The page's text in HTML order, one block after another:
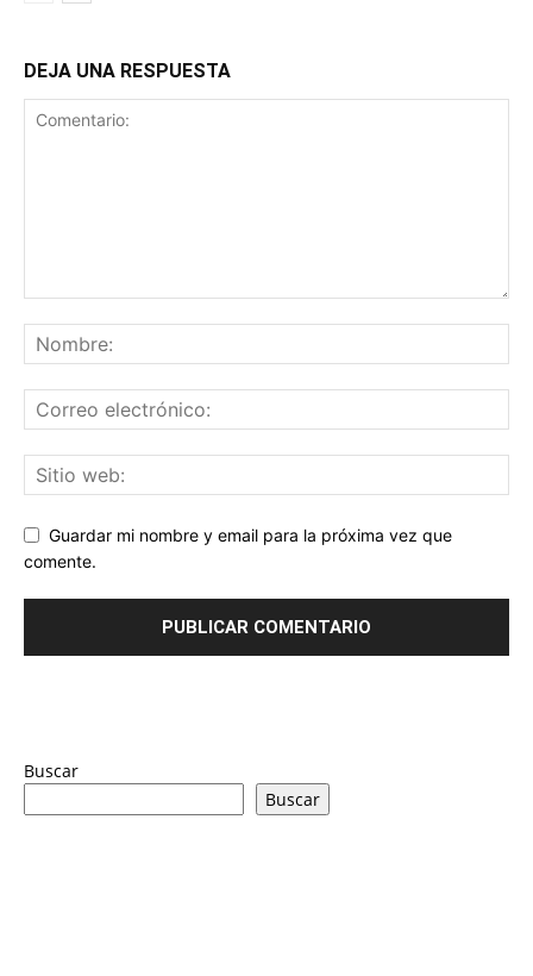
DEJA UNA RESPUESTA
Guardar mi nombre y email para la próxima vez que
comente.
Buscar
Buscar